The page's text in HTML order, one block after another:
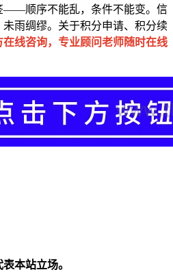
——顺序不能乱，条件不能变。信
雨绸缪。关于积分申请、积分续
在线咨询，专业顾问老师随时在线
本站立场。